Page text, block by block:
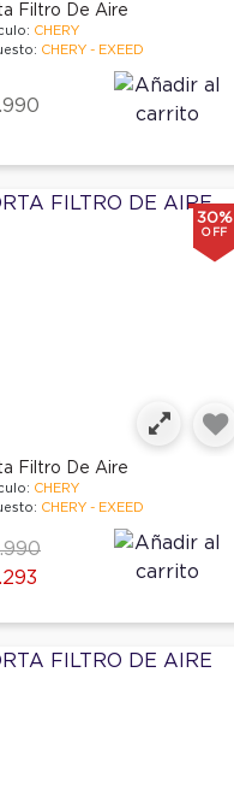
Filtro De Aire
CHERY
CHERY - EXEED
30%
OFF
Filtro De Aire
CHERY
CHERY - EXEED
reduced from
to